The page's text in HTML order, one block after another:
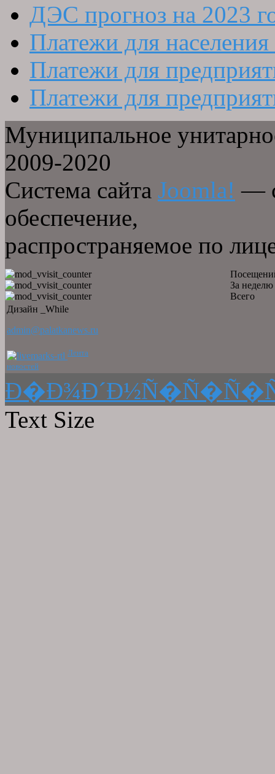
ДЭС прогноз на 2023
Платежи для населения
Платежи для
Платежи для
Муниципальное
2009-2020
Система сайта Joomla! —
обеспечение,
распространяемое по
За неделю
Всего
Дизайн _While
admin@palatkanews.ru
Лента
новостей
Text Size